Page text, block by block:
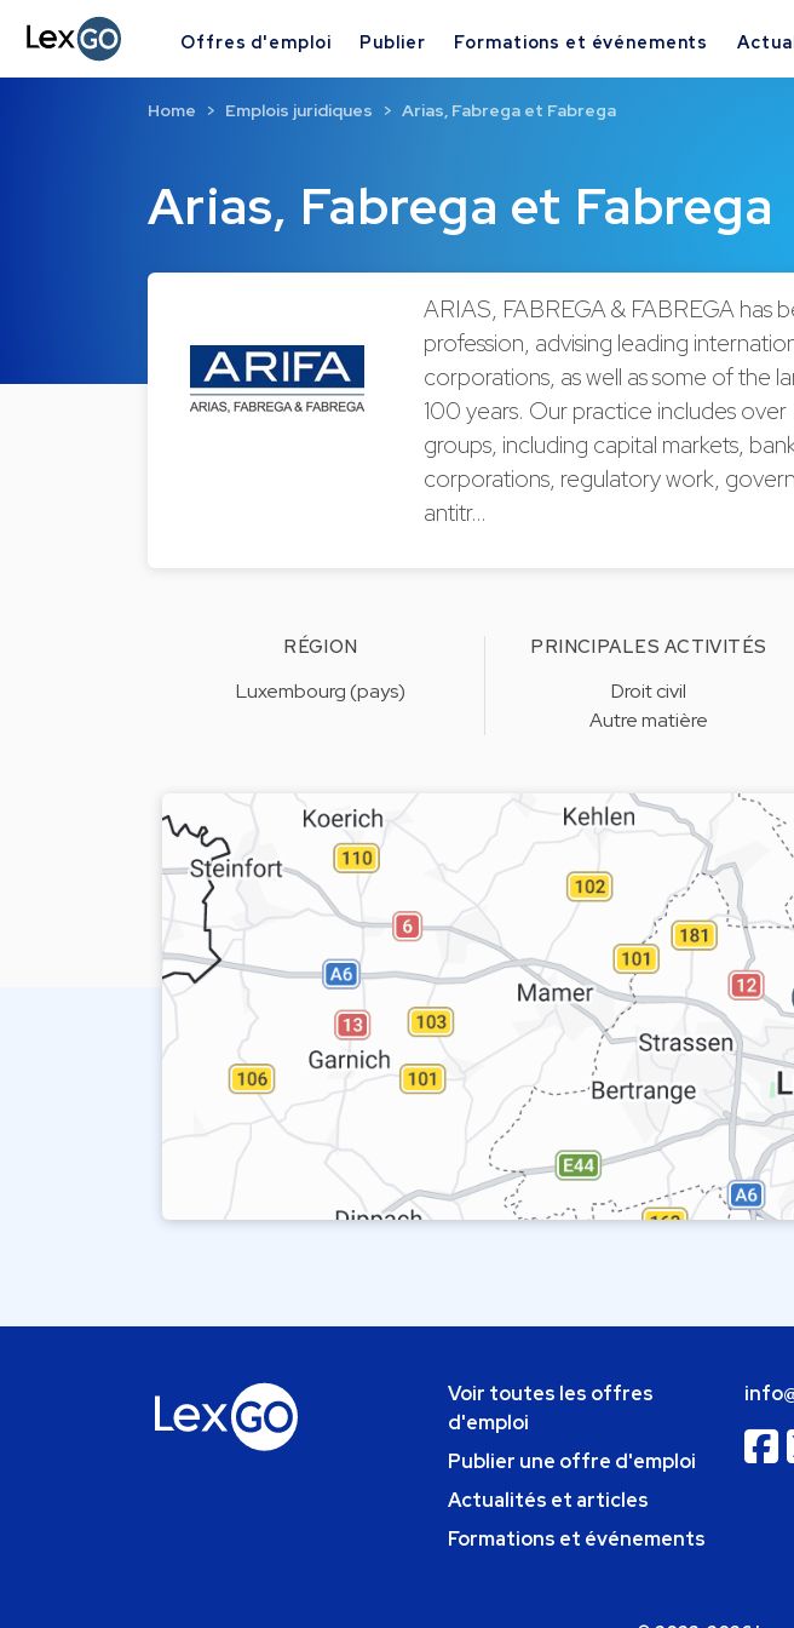
Offres d'emploi Publier Formations et événements
Arias, Fabrega et Fabrega
Home Emplois juridiques Arias, Fabrega et Fabrega
ARIAS, FABREGA & FABREGA has
profession, advising leading
corporations, as well as some of the
100 years. Our practice includes
groups, including capital markets,
corporations, regulatory work,
antitr…
RÉGION
Luxembourg (pays)
PRINCIPALES ACTIVITÉS
Droit civil
Autre matière
Voir toutes les offres
d'emploi
Publier une offre d'emploi
Actualités et articles
Formations et événements